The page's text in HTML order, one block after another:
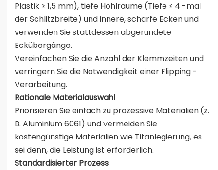
Plastik ≥ 1,5 mm), tiefe Hohlräume (Tiefe ≤ 4 -mal
der Schlitzbreite) und innere, scharfe Ecken und
verwenden Sie stattdessen abgerundete
Eckübergänge.
Vereinfachen Sie die Anzahl der Klemmzeiten und
verringern Sie die Notwendigkeit einer Flipping -
Verarbeitung.
Rationale Materialauswahl
Priorisieren Sie einfach zu prozessive Materialien (z.
B. Aluminium 6061) und vermeiden Sie
kostengünstige Materialien wie Titanlegierung, es
sei denn, die Leistung ist erforderlich.
Standardisierter Prozess